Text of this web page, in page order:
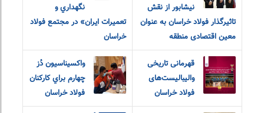
نیشابور از نقش
تاثیرگذار فولاد خراسان به عنوان
معین اقتصادی منطقه
نگهداري و
تعميرات ايران» در مجتمع فولاد
خراسان
قهرمانی تاریخی
والیبالیست‌های
فولاد خراسان
واکسيناسيون دُز
چهارم براي کارکنان
فولاد خراسان